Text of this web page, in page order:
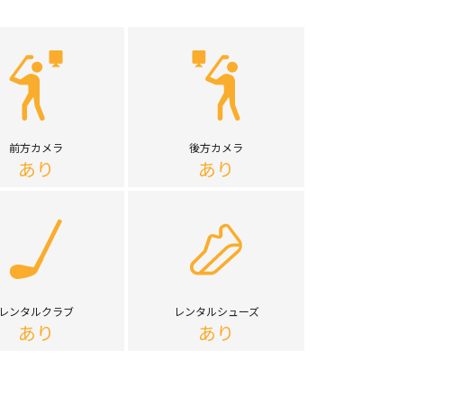
前方カメラ
あり
後方カメラ
あり
レンタルクラブ
あり
レンタルシューズ
あり